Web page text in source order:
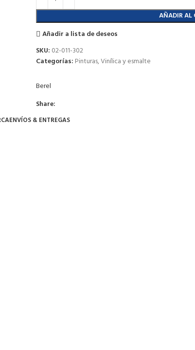
AÑADIR AL
Añadir a lista de deseos
SKU: 02-011-302
Categorías: Pinturas,Vinílica y esmalte
Berel
Share:
ENVÍOS & ENTREGAS